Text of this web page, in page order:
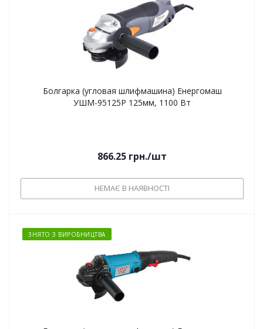
Болгарка (угловая шлифмашина) Енергомаш
УШМ-95125Р 125мм, 1100 Вт
866.25 грн./шт
НЕМАЄ В НАЯВНОСТІ
ЗНЯТО З ВИРОБНИЦТВА